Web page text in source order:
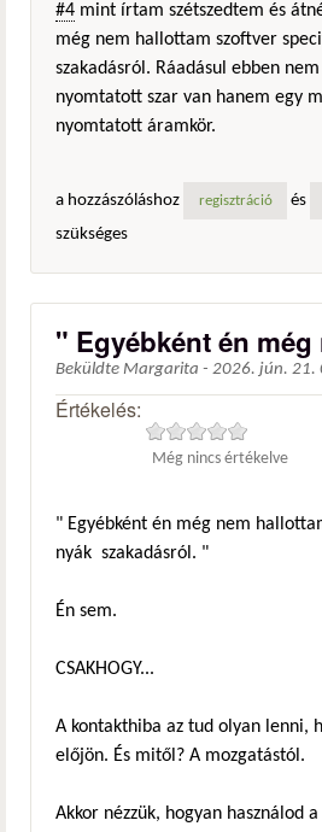
#4 mint írtam szétszedtem és
még nem hallottam szoftver
szakadásról. Ráadásul ebben
nyomtatott szar van hanem egy
nyomtatott áramkör.
a hozzászóláshoz regisztráció és
szükséges
" Egyébként én még
Beküldte Margarita - 2026. jún. 21.
Értékelés:
Még nincs értékelve
" Egyébként én még nem
nyák szakadásról. "
Én sem.
CSAKHOGY...
A kontakthiba az tud olyan lenni,
előjön. És mitől? A mozgatástól.
Akkor nézzük, hogyan használod